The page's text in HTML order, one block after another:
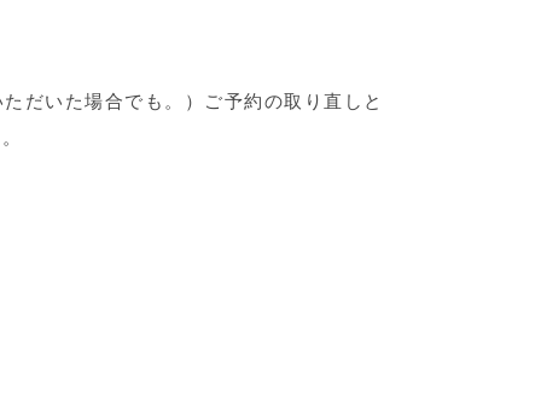
だいた場合でも。）ご予約の取り直しと